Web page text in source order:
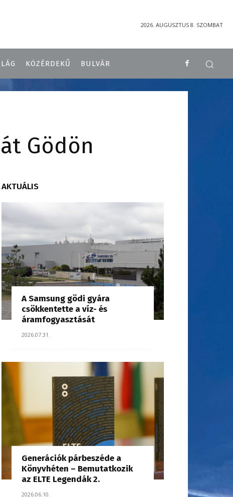
2026. AUGUSZTUS 8. SZOMBAT
KÖZÉRDEKŰ BULVÁR
Gödön
AKTUÁLIS
A Samsung gödi gyára
csökkentette a víz- és
áramfogyasztását
2026.07.31.
Generációk párbeszéde a
Könyvhéten – Bemutatkozik
az ELTE Legendák 2.
2026.06.10.